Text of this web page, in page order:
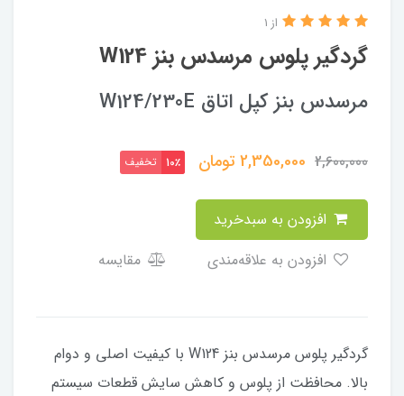
گردگیر پلوس مرسدس بنز W124
از 1
مرسدس بنز کپل اتاق W124/230E
2,600,000
2,350,000تومان 10٪ تخفیف
مقایسه
گردگیر پلوس مرسدس بنز W124 با کیفیت اصلی و دوام
بالا. محافظت از پلوس و کاهش سایش قطعات سیستم